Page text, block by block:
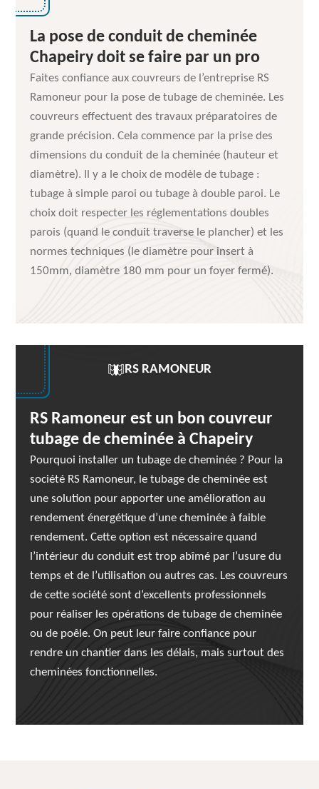
La pose de conduit de cheminée
Chapeiry doit se faire par un pro
Faites confiance aux couvreurs de l’entreprise RS
Ramoneur pour la pose de tubage de cheminée. Les
couvreurs effectuent des travaux préparatoires de
grande précision. Cela commence par la prise des
dimensions du conduit de la cheminée (hauteur et
diamètre). Il y a le choix de modèle de tubage :
tubage à simple paroi ou tubage à double paroi. Le
choix doit respecter les réglementations doubles
parois (quand le conduit traverse le plancher) et les
normes techniques (le diamètre pour insert à
150mm, diamètre 180 mm pour un foyer fermé).
RS RAMONEUR
RS Ramoneur est un bon couvreur
tubage de cheminée à Chapeiry
Pourquoi installer un tubage de cheminée ? Pour la
société RS Ramoneur, le tubage de cheminée est
une solution pour apporter une amélioration au
rendement énergétique d’une cheminée à faible
rendement. Cette option est nécessaire quand
l’intérieur du conduit est trop abîmé par l’usure du
temps et de l’utilisation ou autres cas. Les couvreurs
de cette société sont d’excellents professionnels
pour réaliser les opérations de tubage de cheminée
ou de poêle. On peut leur faire confiance pour
rendre un chantier dans les délais, mais surtout des
cheminées fonctionnelles.